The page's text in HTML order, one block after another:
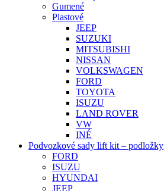
Gumené
Plastové
JEEP
SUZUKI
MITSUBISHI
NISSAN
VOLKSWAGEN
FORD
TOYOTA
ISUZU
LAND ROVER
VW
INÉ
Podvozkové sady lift kit – podložky
FORD
ISUZU
HYUNDAI
JEEP